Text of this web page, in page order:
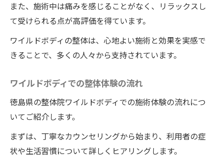
また、施術中は痛みを感じることがなく、リラックスし
て受けられる点が高評価を得ています。
ワイルドボディの整体は、心地よい施術と効果を実感で
きることで、多くの人々から支持されています。
ワイルドボディでの整体体験の流れ
徳島県の整体院ワイルドボディでの施術体験の流れにつ
いてご紹介します。
まずは、丁寧なカウンセリングから始まり、利用者の症
状や生活習慣について詳しくヒアリングします。